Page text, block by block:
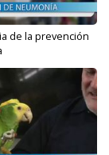
de la prevención